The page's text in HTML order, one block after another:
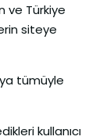
ve Türkiye
siteye
tümüyle
kullanıcı